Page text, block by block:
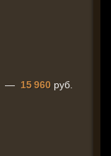
— 15 960 руб.